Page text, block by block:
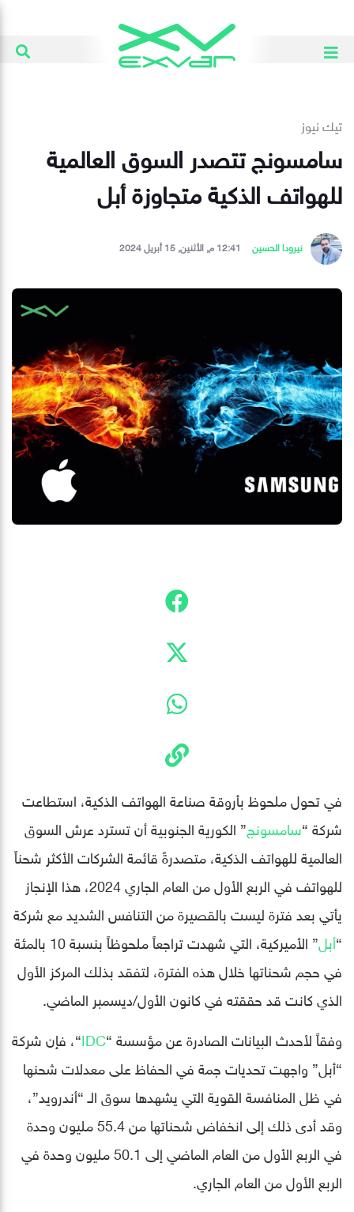
تيك نيوز
سامسونج تتصدر السوق العالمية
للهواتف الذكية متجاوزة أبل
نيرودا الحسين 12:41 م, الأثنين, 15 أبريل 2024
في تحول ملحوظ بأروقة صناعة الهواتف الذكية، استطاعت
شركة “سامسونج” الكورية الجنوبية أن تسترد عرش السوق
العالمية للهواتف الذكية، متصدرةً قائمة الشركات الأكثر شحناً
للهواتف في الربع الأول من العام الجاري 2024، هذا الإنجاز
يأتي بعد فترة ليست بالقصيرة من التنافس الشديد مع شركة
“أبل
” الأميركية، التي شهدت تراجعاً ملحوظاً بنسبة 10 بالمئة
في حجم شحناتها خلال هذه الفترة، لتفقد بذلك المركز الأول
الذي كانت قد حققته في كانون الأول/ديسمبر الماضي.
وفقاً لأحدث البيانات الصادرة عن مؤسسة “IDC“، فإن شركة
“أبل” واجهت تحديات جمة في الحفاظ على معدلات شحنها
في ظل المنافسة القوية التي يشهدها سوق الـ “أندرويد”،
وقد أدى ذلك إلى انخفاض شحناتها من 55.4 مليون وحدة
في الربع الأول من العام الماضي إلى 50.1 مليون وحدة في
الربع الأول من العام الجاري.